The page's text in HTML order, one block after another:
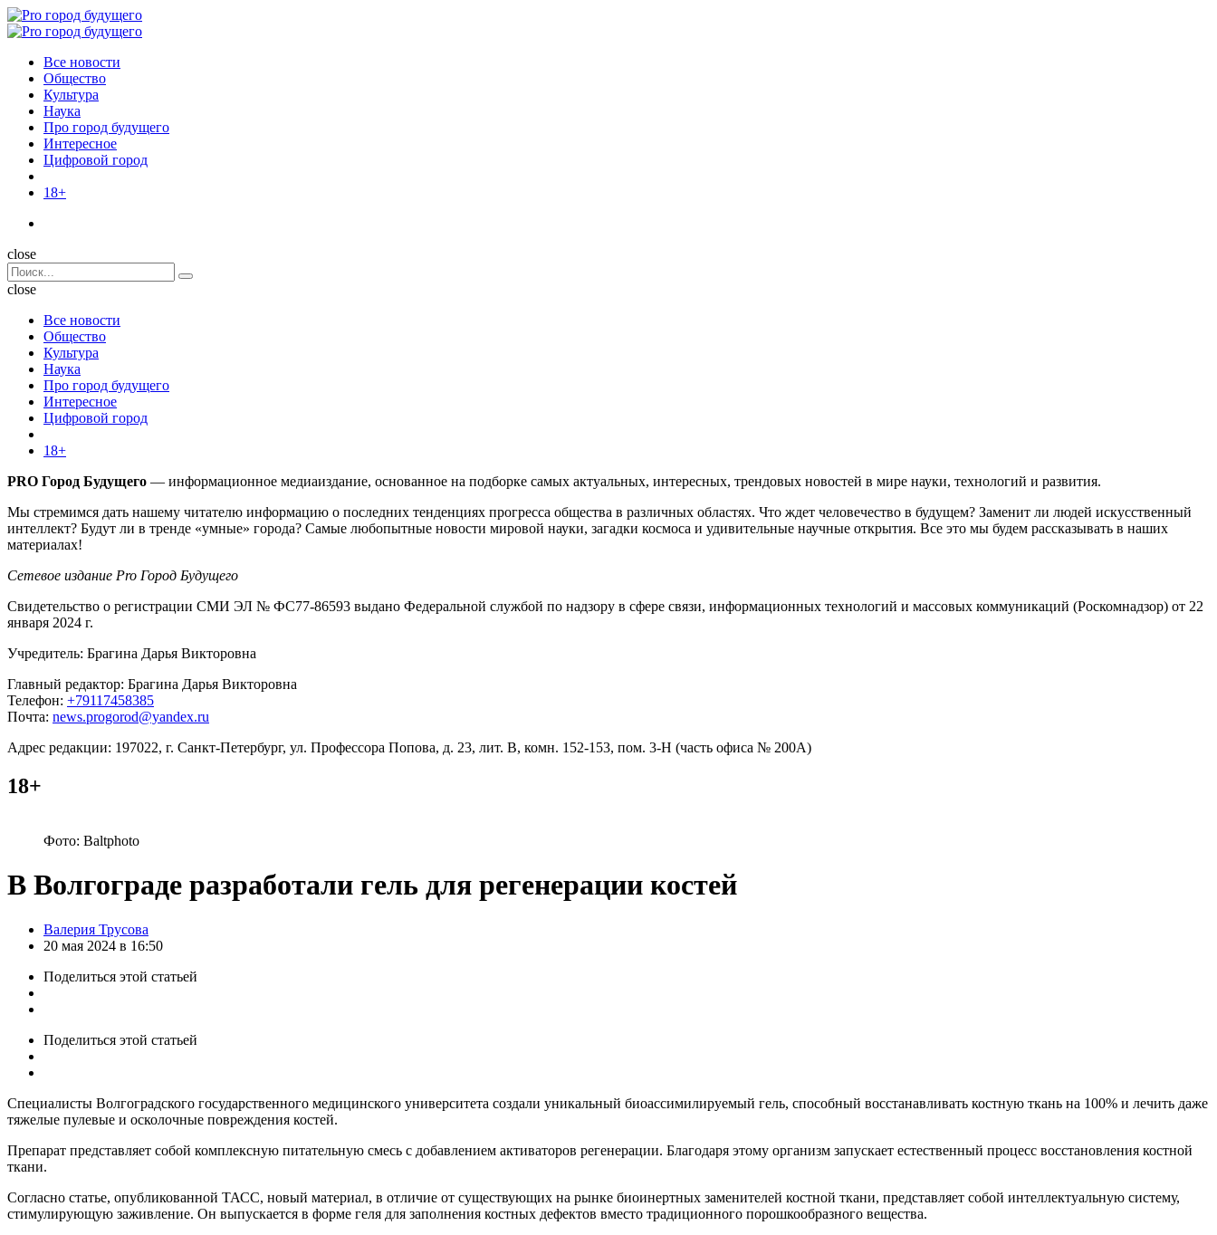
Menu
Поиск
Menu
Pro
Все новости
Общество
Культура
Наука
Про город будущего
Интересное
Цифровой город
18+
Поиск
close
Search
for:
Поиск
close
Все новости
Общество
Культура
Наука
Про город будущего
Интересное
Цифровой город
18+
PRO Город Будущего — информационное медиаиздание, основанное на подборке самых актуальных, интересных, трендовых новостей в мире науки, технологий и развития.
Мы стремимся дать нашему читателю информацию о последних тенденциях прогресса общества в различных областях. Что ждет человечество в будущем? Заменит ли людей искусственный
интеллект? Будут ли в тренде «умные» города? Самые любопытные новости мировой науки, загадки космоса и удивительные научные открытия. Все это мы будем рассказывать в наших
материалах!
Сетевое издание Pro Город Будущего
Свидетельство о регистрации СМИ ЭЛ № ФС77-86593 выдано Федеральной службой по надзору в сфере связи, информационных технологий и массовых коммуникаций (Роскомнадзор) от 22
января 2024 г.
Учредитель: Брагина Дарья Викторовна
Главный редактор: Брагина Дарья Викторовна
Телефон: +79117458385
Почта: news.progorod@yandex.ru
Адрес редакции: 197022, г. Санкт-Петербург, ул. Профессора Попова, д. 23, лит. В, комн. 152-153, пом. 3-Н (часть офиса № 200А)
18+
Фото: Baltphoto
В Волгограде разработали гель для регенерации костей
Posted
by
Валерия Трусова
20 мая 2024 в 16:50
Поделиться этой статьей
Поделиться этой статьей
Специалисты Волгоградского государственного медицинского университета создали уникальный биоассимилируемый гель, способный восстанавливать костную ткань на 100% и лечить даже
тяжелые пулевые и осколочные повреждения костей.
Препарат представляет собой комплексную питательную смесь с добавлением активаторов регенерации. Благодаря этому организм запускает естественный процесс восстановления костной
ткани.
Согласно статье, опубликованной ТАСС, новый материал, в отличие от существующих на рынке биоинертных заменителей костной ткани, представляет собой интеллектуальную систему,
стимулирующую заживление. Он выпускается в форме геля для заполнения костных дефектов вместо традиционного порошкообразного вещества.